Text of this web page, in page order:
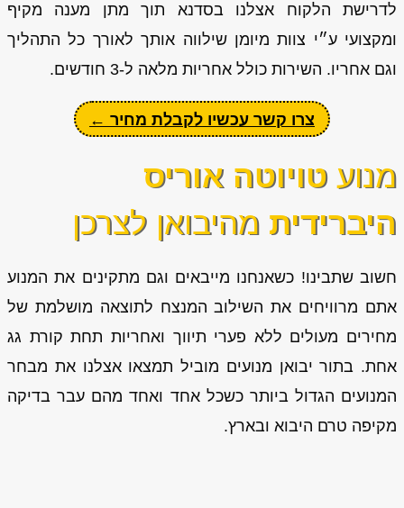
לדרישת הלקוח אצלנו בסדנא תוך מתן מענה מקיף
ומקצועי ע״י צוות מיומן שילווה אותך לאורך כל התהליך
וגם אחריו. השירות כולל אחריות מלאה ל-3 חודשים.
צרו קשר עכשיו לקבלת מחיר ←
מנועטויוטה אוריס
היברידית מהיבואן לצרכן
חשוב שתבינו! כשאנחנו מייבאים וגם מתקינים את המנוע
אתם מרוויחים את השילוב המנצח לתוצאה מושלמת של
מחירים מעולים ללא פערי תיווך ואחריות תחת קורת גג
אחת. בתור יבואן מנועים מוביל תמצאו אצלנו את מבחר
המנועים הגדול ביותר כשכל אחד ואחד מהם עבר בדיקה
מקיפה טרם היבוא ובארץ.